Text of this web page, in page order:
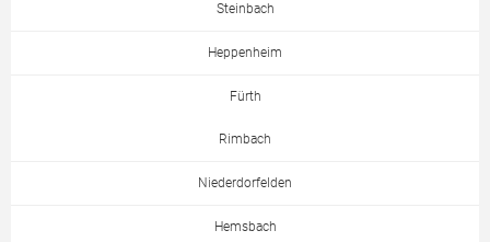
Steinbach
Heppenheim
Fürth
Rimbach
Niederdorfelden
Hemsbach